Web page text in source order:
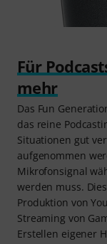
Für
mehr
Das Fun
das reine
Situationen gut
aufgenommen
Mikrofonsignal
werden muss.
Produktion von
Streaming von
Erstellen eigener